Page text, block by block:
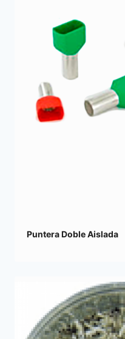
Puntera Doble Aislada